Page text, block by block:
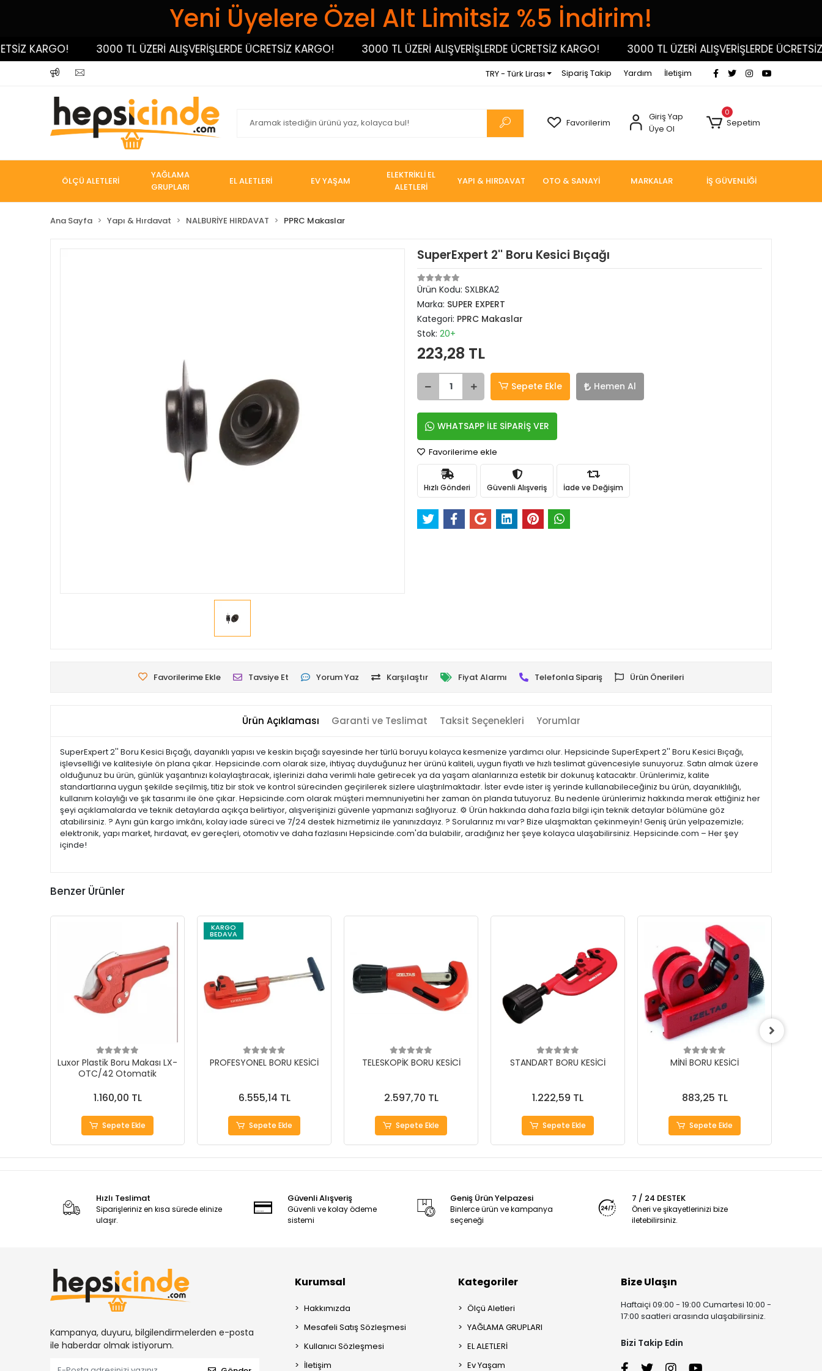
Yeni Üyelere Özel Alt Limitsiz %5 İndirim!
KARGO! 3000 TL ÜZERİ ALIŞVERİŞLERDE ÜCRETSİZ KARGO! 3000 TL ÜZERİ ALIŞVERİŞLERDE ÜCRETSİZ KARGO! 3000 TL ÜZERİ ALIŞVERİŞLERDE ÜCRETSİZ
TRY - Türk Lirası Sipariş Takip Yardım İletişim
Favorilerim
Giriş Yap
Üye Ol
0
Sepetim
ÖLÇÜ ALETLERİ
YAĞLAMA
GRUPLARI
EL ALETLERİ EV YAŞAM
ELEKTRİKLİ EL
ALETLERİ
YAPI & HIRDAVAT OTO & SANAYİ MARKALAR İŞ GÜVENLİĞİ
Ana Sayfa Yapı & Hırdavat NALBURİYE HIRDAVAT PPRC Makaslar
SuperExpert 2'' Boru Kesici Bıçağı
Ürün Kodu: SXLBKA2
Marka: SUPER EXPERT
Kategori: PPRC Makaslar
Stok: 20+
223,28 TL
Sepete Ekle Hemen Al
WHATSAPP İLE SİPARİŞ VER
Favorilerime ekle
Hızlı Gönderi Güvenli Alışveriş İade ve Değişim
Favorilerime Ekle Tavsiye Et Yorum Yaz Karşılaştır Fiyat Alarmı Telefonla Sipariş Ürün Önerileri
Ürün Açıklaması Garanti ve Teslimat Taksit Seçenekleri Yorumlar
SuperExpert 2'' Boru Kesici Bıçağı, dayanıklı yapısı ve keskin bıçağı sayesinde her türlü boruyu kolayca kesmenize yardımcı olur. Hepsicinde SuperExpert 2'' Boru Kesici Bıçağı,
işlevselliği ve kalitesiyle ön plana çıkar. Hepsicinde.com olarak size, ihtiyaç duyduğunuz her ürünü kaliteli, uygun fiyatlı ve hızlı teslimat güvencesiyle sunuyoruz. Satın almak üzere
olduğunuz bu ürün, günlük yaşantınızı kolaylaştıracak, işlerinizi daha verimli hale getirecek ya da yaşam alanlarınıza estetik bir dokunuş katacaktır. Ürünlerimiz, kalite
standartlarına uygun şekilde seçilmiş, titiz bir stok ve kontrol sürecinden geçirilerek sizlere ulaştırılmaktadır. İster evde ister iş yerinde kullanabileceğiniz bu ürün, dayanıklılığı,
kullanım kolaylığı ve şık tasarımı ile öne çıkar. Hepsicinde.com olarak müşteri memnuniyetini her zaman ön planda tutuyoruz. Bu nedenle ürünlerimiz hakkında merak ettiğiniz her
şeyi açıklamalarda ve teknik detaylarda açıkça belirtiyor, alışverişinizi güvenle yapmanızı sağlıyoruz. ⚙️ Ürün hakkında daha fazla bilgi için teknik detaylar bölümüne göz
atabilirsiniz. ? Aynı gün kargo imkânı, kolay iade süreci ve 7/24 destek hizmetimiz ile yanınızdayız. ? Sorularınız mı var? Bize ulaşmaktan çekinmeyin! Geniş ürün yelpazemizle;
elektronik, yapı market, hırdavat, ev gereçleri, otomotiv ve daha fazlasını Hepsicinde.com'da bulabilir, aradığınız her şeye kolayca ulaşabilirsiniz. Hepsicinde.com – Her şey
içinde!
Benzer Ürünler
Luxor Plastik Boru Makası LX-
OTC/42 Otomatik
1.160,00 TL
Sepete Ekle
KARGO
BEDAVA
PROFESYONEL BORU KESİCİ
6.555,14 TL
Sepete Ekle
TELESKOPİK BORU KESİCİ
2.597,70 TL
Sepete Ekle
STANDART BORU KESİCİ
1.222,59 TL
Sepete Ekle
MİNİ BORU KESİCİ
883,25 TL
Sepete Ekle
Hızlı Teslimat
Siparişleriniz en kısa sürede elinize
ulaşır.
Güvenli Alışveriş
Güvenli ve kolay ödeme
sistemi
Geniş Ürün Yelpazesi
Binlerce ürün ve kampanya
seçeneği
7 / 24 DESTEK
Öneri ve şikayetlerinizi bize
iletebilirsiniz.
Kampanya, duyuru, bilgilendirmelerden e-posta
ile haberdar olmak istiyorum.
Kurumsal
Hakkımızda
Mesafeli Satış Sözleşmesi
Kullanıcı Sözleşmesi
İletişim
Kategoriler
Ölçü Aletleri
YAĞLAMA GRUPLARI
EL ALETLERİ
Ev Yaşam
Bize Ulaşın
Haftaiçi 09:00 - 19:00 Cumartesi 10:00 -
17:00 saatleri arasında ulaşabilirsiniz.
Bizi Takip Edin